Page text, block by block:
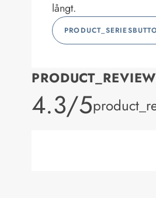
långt.
4.3/5